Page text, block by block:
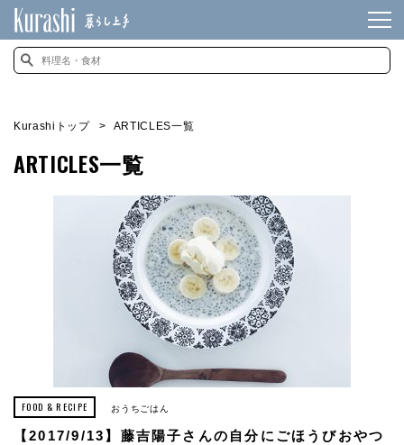
Kurashiトップ ARTICLES一覧
ARTICLES一覧
FOOD & RECIPE おうちごはん
【2017/9/13】藤吉陽子さんの自分にごほうびおやつ